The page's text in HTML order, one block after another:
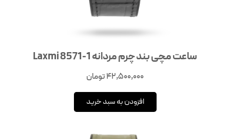
ساعت مچی بند چرم مردانه Laxmi 8571-1
42,500,000تومان
افزودن به سبد خرید